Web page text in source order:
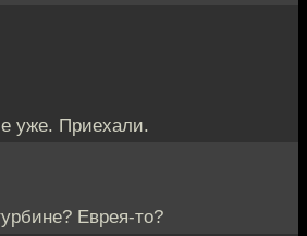
уже. Приехали.
Еврея-то?